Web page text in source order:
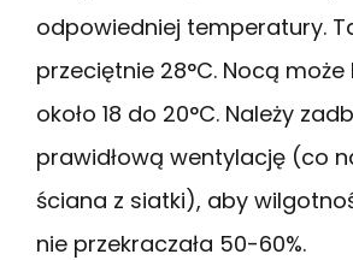
odpowiedniej temperatury.
przeciętnie 28°C. Nocą może
około 18 do 20°C. Należy
prawidłową wentylację (co
ściana z siatki), aby
nie przekraczała 50-60%.